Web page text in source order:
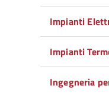
Impianti
Impianti
Ingegneria